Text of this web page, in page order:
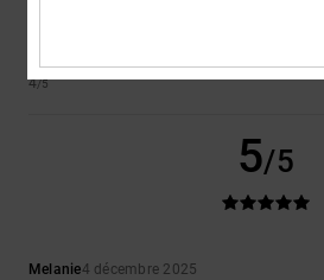
4/5
5/5
Melanie4 décembre 2025